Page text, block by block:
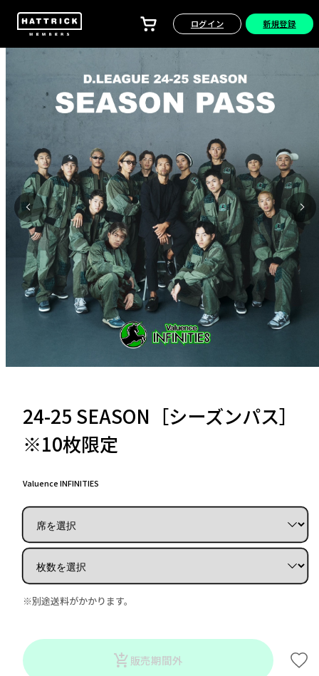
ログイン 新規登録
24-25 SEASON［シーズンパス］
※10枚限定
Valuence INFINITIES
※別途送料がかかります。
販売期間外